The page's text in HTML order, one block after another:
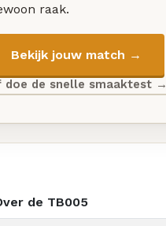
raak.
Bekijk jouw match →
doe de snelle smaaktest →
de TB005